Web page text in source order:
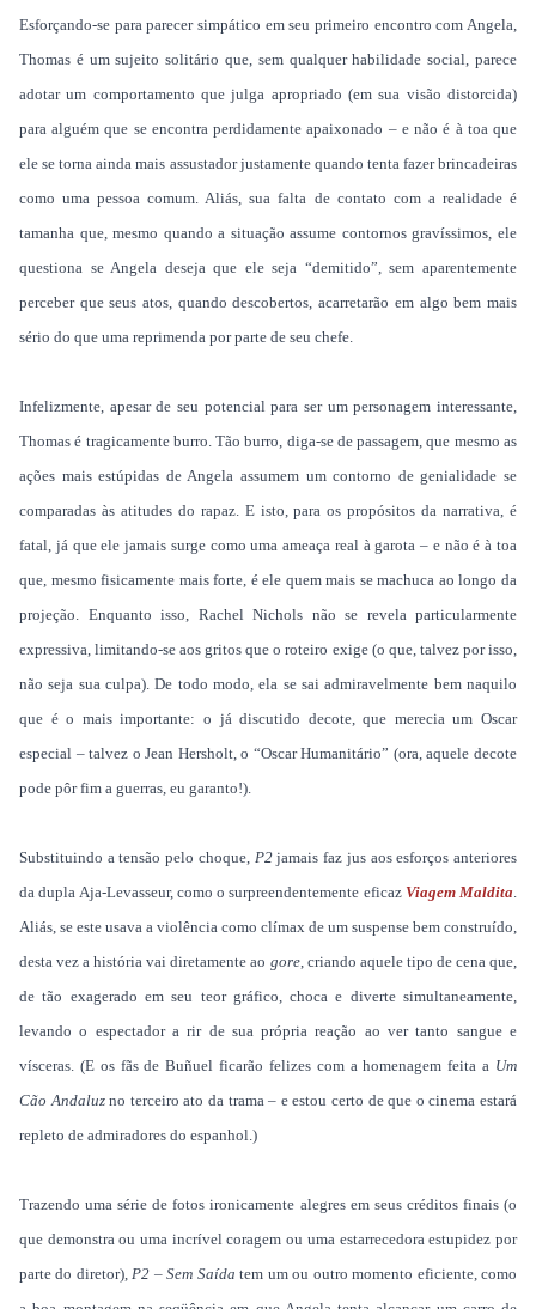
Esforçando-se para parecer simpático em seu primeiro encontro com Angela,
Thomas é um sujeito solitário que, sem qualquer habilidade social, parece
adotar um comportamento que julga apropriado (em sua visão distorcida)
para alguém que se encontra perdidamente apaixonado – e não é à toa que
ele se torna ainda mais assustador justamente quando tenta fazer brincadeiras
como uma pessoa comum. Aliás, sua falta de contato com a realidade é
tamanha que, mesmo quando a situação assume contornos gravíssimos, ele
questiona se Angela deseja que ele seja “demitido”, sem aparentemente
perceber que seus atos, quando descobertos, acarretarão em algo bem mais
sério do que uma reprimenda por parte de seu chefe.
Infelizmente, apesar de seu potencial para ser um personagem interessante,
Thomas é tragicamente burro. Tão burro, diga-se de passagem, que mesmo as
ações mais estúpidas de Angela assumem um contorno de genialidade se
comparadas às atitudes do rapaz. E isto, para os propósitos da narrativa, é
fatal, já que ele jamais surge como uma ameaça real à garota – e não é à toa
que, mesmo fisicamente mais forte, é ele quem mais se machuca ao longo da
projeção. Enquanto isso, Rachel Nichols não se revela particularmente
expressiva, limitando-se aos gritos que o roteiro exige (o que, talvez por isso,
não seja sua culpa). De todo modo, ela se sai admiravelmente bem naquilo
que é o mais importante: o já discutido decote, que merecia um Oscar
especial – talvez o Jean Hersholt, o “Oscar Humanitário” (ora, aquele decote
pode pôr fim a guerras, eu garanto!).
Substituindo a tensão pelo choque, P2jamais faz jus aos esforços anteriores
da dupla Aja-Levasseur, como o surpreendentemente eficaz Viagem Maldita.
Aliás, se este usava a violência como clímax de um suspense bem construído,
desta vez a história vai diretamente ao gore, criando aquele tipo de cena que,
de tão exagerado em seu teor gráfico, choca e diverte simultaneamente,
levando o espectador a rir de sua própria reação ao ver tanto sangue e
vísceras. (E os fãs de Buñuel ficarão felizes com a homenagem feita a Um
Cão Andaluzno terceiro ato da trama – e estou certo de que o cinema estará
repleto de admiradores do espanhol.)
Trazendo uma série de fotos ironicamente alegres em seus créditos finais (o
que demonstra ou uma incrível coragem ou uma estarrecedora estupidez por
parte do diretor),P2 – Sem Saídatem um ou outro momento eficiente, como